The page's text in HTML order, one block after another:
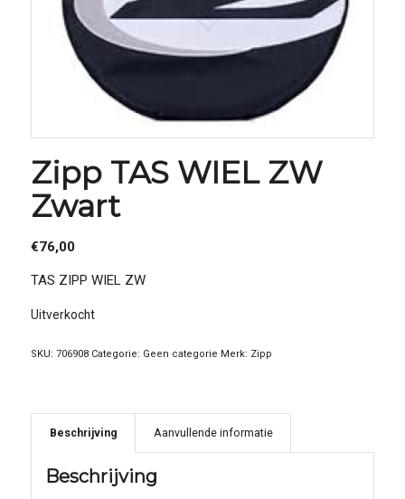
Zipp TAS WIEL ZW
Zwart
€76,00
TAS ZIPP WIEL ZW
Uitverkocht
SKU: 706908 Categorie: Geen categorie Merk: Zipp
Beschrijving Aanvullende informatie
Beschrijving